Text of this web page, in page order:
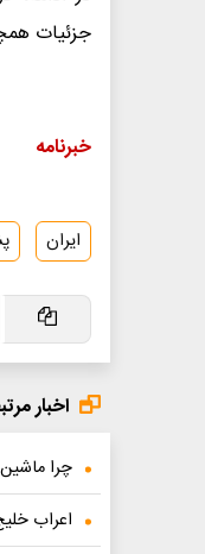
جزئیات
خبرنامه
ایران
اخبار
چرا
اعراب